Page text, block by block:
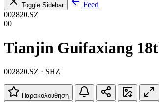
Toggle Sidebar
Feed
002820.SZ
00
Tianjin Guifaxiang
002820.SZ · SHZ
Παρακολούθηση